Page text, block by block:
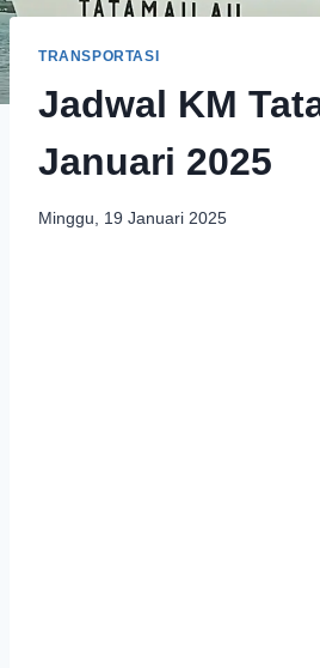
TRANSPORTASI
Jadwal KM
Januari 2025
Minggu, 19 Januari 2025